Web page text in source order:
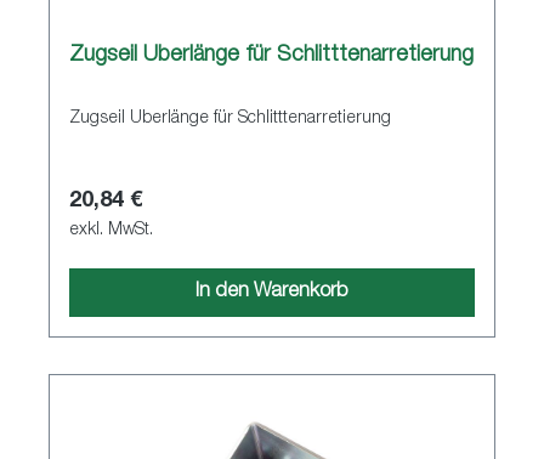
Zugseil Überlänge für Schlitttenarretierung
Zugseil Überlänge für Schlitttenarretierung
20,84 €
exkl. MwSt.
In den Warenkorb